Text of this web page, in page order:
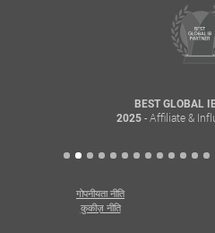
BEST GLOBAL
2025- Affiliate &
गोपनीयता नीति
कुकीज़ नीति